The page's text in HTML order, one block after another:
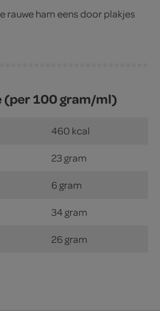
rauwe ham eens door plakjes
(per 100 gram/ml)
460 kcal
23 gram
6 gram
34 gram
26 gram